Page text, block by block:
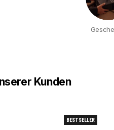
Kunden
BESTSELLER